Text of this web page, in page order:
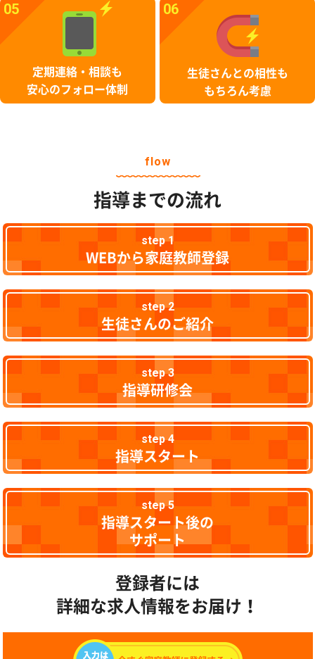
05
定期連絡・相談も
安心のフォロー体制
06
生徒さんとの相性も
もちろん考慮
flow
指導までの流れ
step 1
WEBから家庭教師登録
step 2
生徒さんのご紹介
step 3
指導研修会
step 4
指導スタート
step 5
指導スタート後の
サポート
登録者には
詳細な求人情報をお届け！